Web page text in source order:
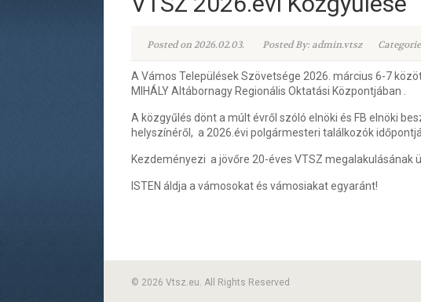
Posted on 2026.02.03. Posted By: admin.vtsz
A Vámos Települések Szövetsége 2026. március 6-7
MIHÁLY Altábornagy Regionális Oktatási Központjában .
A közgyűlés dönt a múlt évről szóló elnöki és FB elnöki
helyszínéről, a 2026.évi polgármesteri találkozók
Kezdeményezi a jövőre 20-éves VTSZ megalakulásának
ISTEN áldja a vámosokat és vámosiakat egyaránt!
© 2026 Vtsz.eu. All Rights Reserved